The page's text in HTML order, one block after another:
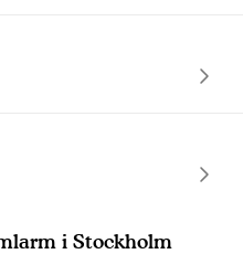
i Stockholm